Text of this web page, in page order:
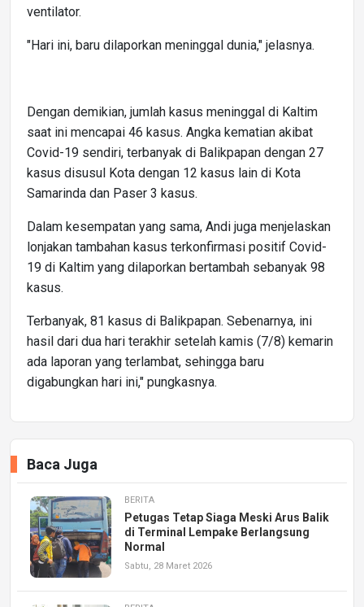
ventilator.
"Hari ini, baru dilaporkan meninggal dunia," jelasnya.
Dengan demikian, jumlah kasus meninggal di Kaltim
saat ini mencapai 46 kasus. Angka kematian akibat
Covid-19 sendiri, terbanyak di Balikpapan dengan 27
kasus disusul Kota dengan 12 kasus lain di Kota
Samarinda dan Paser 3 kasus.
Dalam kesempatan yang sama, Andi juga menjelaskan
lonjakan tambahan kasus terkonfirmasi positif Covid-
19 di Kaltim yang dilaporkan bertambah sebanyak 98
kasus.
Terbanyak, 81 kasus di Balikpapan. Sebenarnya, ini
hasil dari dua hari terakhir setelah kamis (7/8) kemarin
ada laporan yang terlambat, sehingga baru
digabungkan hari ini," pungkasnya.
Baca Juga
BERITA
Petugas Tetap Siaga Meski Arus Balik
di Terminal Lempake Berlangsung
Normal
Sabtu, 28 Maret 2026